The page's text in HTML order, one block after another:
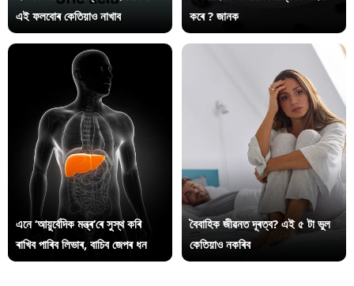
এই ফলবোৰ কেতিয়াও নাখাব
কৰে ? জানক
এনে ‘আয়ুৰ্বেদিক মন্ত্ৰ’ৰে সুস্থ কৰি
ৰাখিব পাৰিব লিভাৰ, বাচিব জেপৰ ধন
বৈবাহিক জীৱনত দূৰত্ব? এই ৫ টা ভুল
কেতিয়াও নকৰিব